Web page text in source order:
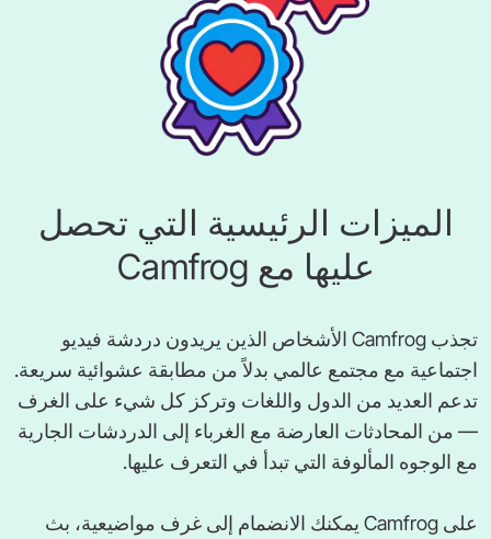
الميزات الرئيسية التي تحصل
عليها مع Camfrog
تجذب Camfrog الأشخاص الذين يريدون دردشة فيديو
اجتماعية مع مجتمع عالمي بدلاً من مطابقة عشوائية سريعة.
تدعم العديد من الدول واللغات وتركز كل شيء على الغرف
— من المحادثات العارضة مع الغرباء إلى الدردشات الجارية
مع الوجوه المألوفة التي تبدأ في التعرف عليها.
على Camfrog يمكنك الانضمام إلى غرف مواضيعية، بث